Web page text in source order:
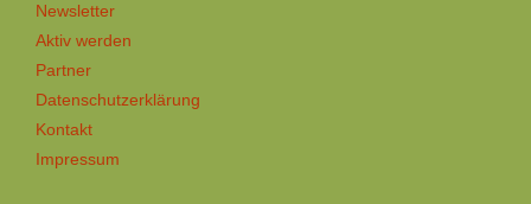
Newsletter
Aktiv werden
Partner
Datenschutzerklärung
Kontakt
Impressum